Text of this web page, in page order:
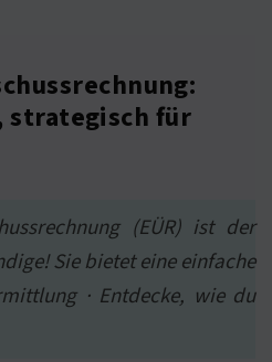
strategisch für
(EÜR) ist der
Sie bietet eine einfache
· Entdecke, wie du